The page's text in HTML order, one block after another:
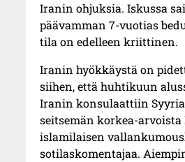
Iranin ohjuksia. Iskussa
päävamman 7-vuotias
tila on edelleen kriittinen.
Iranin hyökkäystä on
siihen, että huhtikuun
Iranin konsulaattiin
seitsemän korkea-
islamilaisen
sotilaskomentajaa.